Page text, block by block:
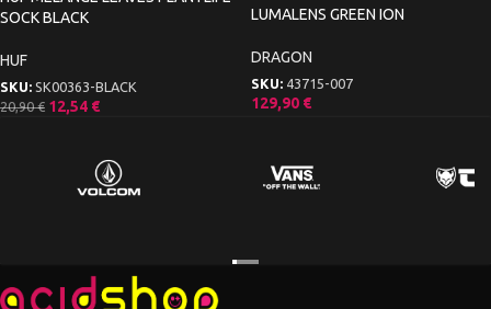
SOCK BLACK
HUF
SKU: SK00363-BLACK
20,90€ 12,54 €
LUMALENS GREEN ION
DRAGON
SKU: 43715-007
129,90 €